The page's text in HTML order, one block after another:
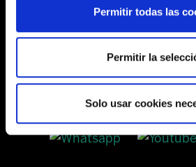
Permitir todas las
Permitir la
Solo usar cookies